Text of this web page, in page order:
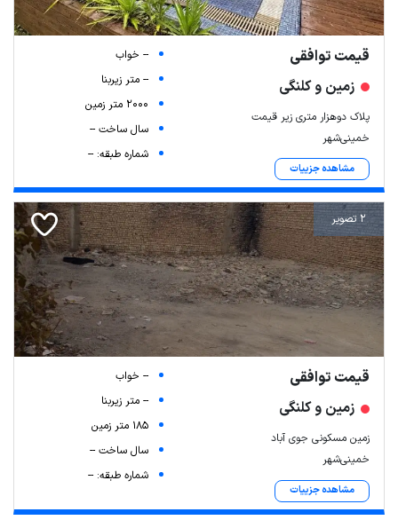
قیمت توافقی
زمین و کلنگی
پلاک دوهزار متری زیر قیمت
خمینی‌شهر
مشاهده جزییات
-- خواب
-- متر زیربنا
2000 متر زمین
سال ساخت --
شماره طبقه: --
2 تصویر
قیمت توافقی
زمین و کلنگی
زمین مسکونی جوی آباد
خمینی‌شهر
مشاهده جزییات
-- خواب
-- متر زیربنا
185 متر زمین
سال ساخت --
شماره طبقه: --